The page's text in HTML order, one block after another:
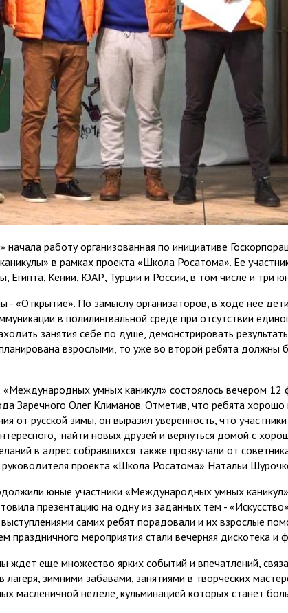
работу организованная по инициативе
в рамках проекта «Школа Росатома». Ее
Египта, Кении, ЮАР, Турции и России, в том числе и три
- «Открытие». По замыслу организаторов, в ходе нее
в полилингвальной среде при отсутствии
занятия себе по душе, демонстрировать
взрослыми, то уже во второй ребята должны
умных каникул» состоялось вечером 12
Заречного Олег Климанов. Отметив, что ребята
от русской зимы, он выразил уверенность, что
найти новых друзей и вернуться домой с
в адрес собравшихся также прозвучали от
проекта «Школа Росатома» Натальи
юные участники «Международных умных
презентацию на одну из заданных тем -
самих ребят порадовали и их взрослые
праздничного мероприятия стали вечерняя дискотека и
ждет еще множество ярких событий и впечатлений,
лагеря, зимними забавами, занятиями в творческих
масленичной неделе, кульминацией которых станет